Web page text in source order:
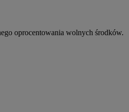
oprocentowania wolnych środków.